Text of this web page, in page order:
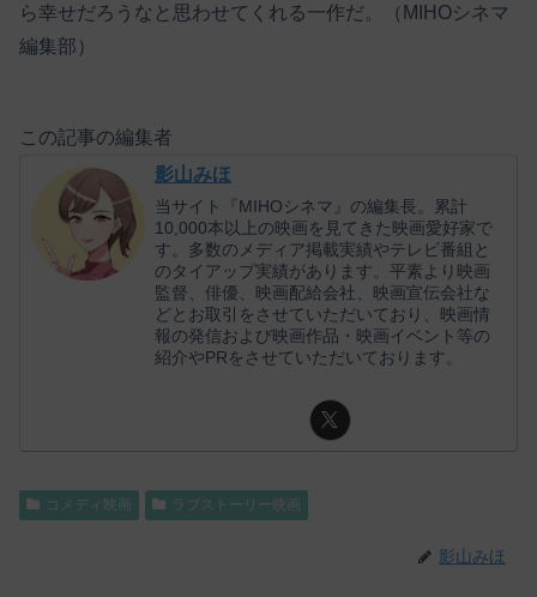
ら幸せだろうなと思わせてくれる一作だ。（MIHOシネマ
編集部）
この記事の編集者
影山みほ
当サイト『MIHOシネマ』の編集長。累計
10,000本以上の映画を見てきた映画愛好家で
す。多数のメディア掲載実績やテレビ番組と
のタイアップ実績があります。平素より映画
監督、俳優、映画配給会社、映画宣伝会社な
どとお取引をさせていただいており、映画情
報の発信および映画作品・映画イベント等の
紹介やPRをさせていただいております。
コメディ映画 ラブストーリー映画
影山みほ